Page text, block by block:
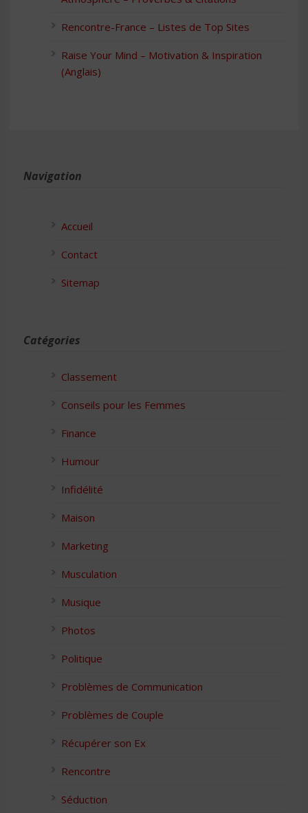
Rencontre-France – Listes de Top Sites
Raise Your Mind – Motivation & Inspiration
(Anglais)
Navigation
Accueil
Contact
Sitemap
Catégories
Classement
Conseils pour les Femmes
Finance
Humour
Infidélité
Maison
Marketing
Musculation
Musique
Photos
Politique
Problèmes de Communication
Problèmes de Couple
Récupérer son Ex
Rencontre
Séduction